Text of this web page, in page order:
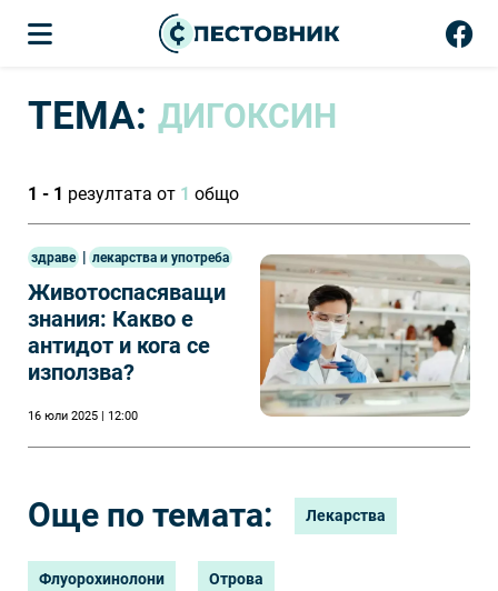
ТЕМА: ДИГОКСИН
1 - 1 резултата от 1 общо
здраве | лекарства и употреба
Животоспасяващи
знания: Какво е
антидот и кога се
използва?
16 юли 2025 | 12:00
Още по темата: Лекарства
Флуорохинолони Отрова